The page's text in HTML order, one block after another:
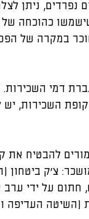
נפרדים, ניתן
כהוכחה
במקרה של
דמי
השכירות, יש
להבטיח את
צ'ק ביטחון
חתום על ידי
(השיטה העדיפה